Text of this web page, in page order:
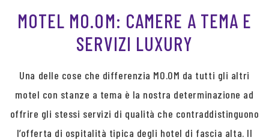
MOTEL MO.OM: CAMERE A TEMA E
SERVIZI LUXURY
Una delle cose che differenzia MO.OM da tutti gli altri
motel con stanze a tema è la nostra determinazione ad
offrire gli stessi servizi di qualità che contraddistinguono
l’offerta di ospitalità tipica degli hotel di fascia alta. Il